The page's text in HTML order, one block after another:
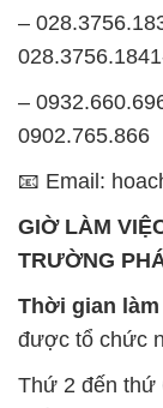
–
–
0902.765.866
📧 Email:
GIỜ LÀM
TRƯỜNG
Thời gian
được tổ chức
Thứ 2 đến thứ